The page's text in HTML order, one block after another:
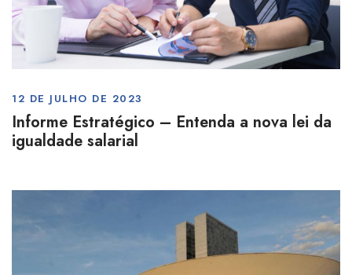
12 DE JULHO DE 2023
Informe Estratégico – Entenda a nova lei da
igualdade salarial